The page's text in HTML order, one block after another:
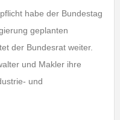
habe der Bundestag
geplanten
der Bundesrat weiter.
und Makler ihre
und